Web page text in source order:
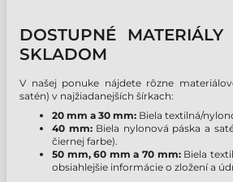
DOSTUPNÉ
SKLADOM
V našej ponuke nájdete rôzne
satén) v najžiadanejších šírkach:
20 mm a 30 mm: Biela textilná/
40 mm:Biela nylonová páska a
čiernej farbe).
50 mm, 60 mm a 70 mm:Biela
obsiahlejšie informácie o zložení a